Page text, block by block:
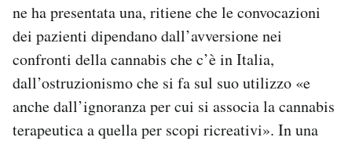
ne ha presentata una, ritiene che le convocazioni
dei pazienti dipendano dall’avversione nei
confronti della cannabis che c’è in Italia,
dall’ostruzionismo che si fa sul suo utilizzo «e
anche dall’ignoranza per cui si associa la cannabis
terapeutica a quella per scopi ricreativi». In una